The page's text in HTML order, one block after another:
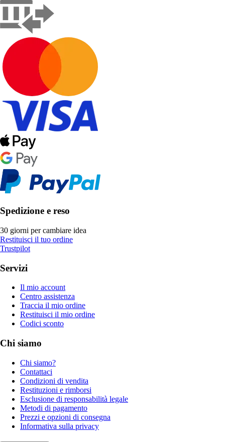
Spedizione e reso
30 giorni per cambiare idea
Restituisci il tuo ordine
Trustpilot
Servizi
Il mio account
Centro assistenza
Traccia il mio ordine
Restituisci il mio ordine
Codici sconto
Chi siamo
Chi siamo?
Contattaci
Condizioni di vendita
Restituzioni e rimborsi
Esclusione di responsabilità legale
Metodi di pagamento
Prezzi e opzioni di consegna
Informativa sulla privacy